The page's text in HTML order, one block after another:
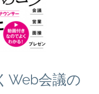
Web会議の